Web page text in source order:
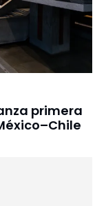
primera